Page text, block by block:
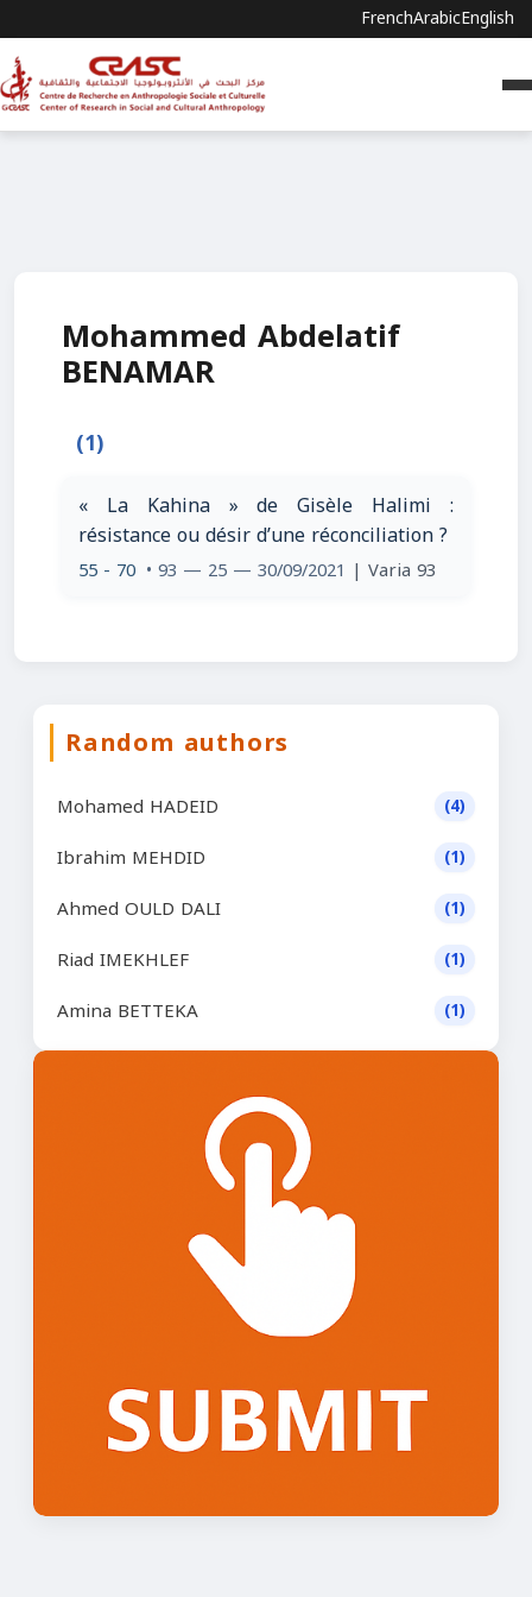
FrenchArabicEnglish
Mohammed Abdelatif
BENAMAR
(1)
« La Kahina » de Gisèle Halimi :
résistance ou désir d’une réconciliation ?
55 - 70 • 93 — 25 — 30/09/2021 | Varia 93
Random authors
Mohamed HADEID (4)
Ibrahim MEHDID (1)
Ahmed OULD DALI (1)
Riad IMEKHLEF (1)
Amina BETTEKA (1)